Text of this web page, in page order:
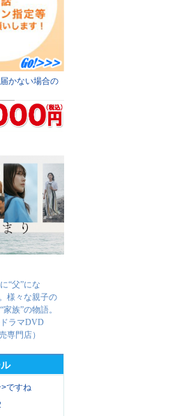
かない場合の
“父”にな
様々な親子の
族”の物語。
ドラマDVD
専門店）
ですね